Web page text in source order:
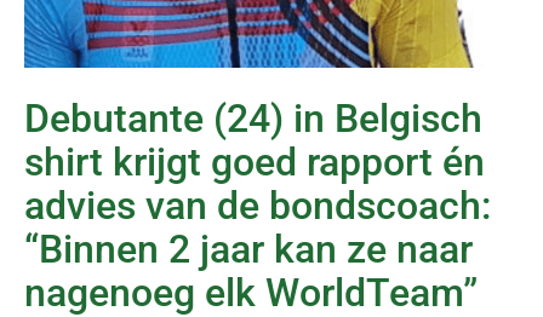
Debutante (24) in Belgisch
shirt krijgt goed rapport én
advies van de bondscoach:
“Binnen 2 jaar kan ze naar
nagenoeg elk WorldTeam”